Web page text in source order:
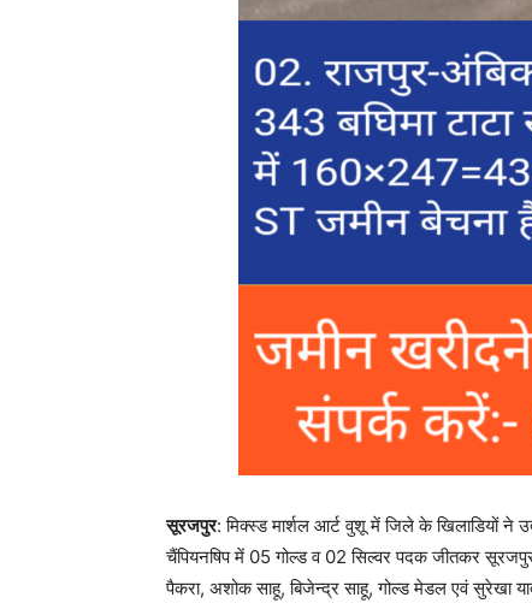
सूरजपुर: मिक्स्ड मार्शल आर्ट वुशू में जिले के खिलाडियों ने
चैंपियनषिप में 05 गोल्ड व 02 सिल्वर पदक जीतकर सूरजपुर
पैकरा, अशोक साहू, बिजेन्द्र साहू, गोल्ड मेडल एवं सुरेखा